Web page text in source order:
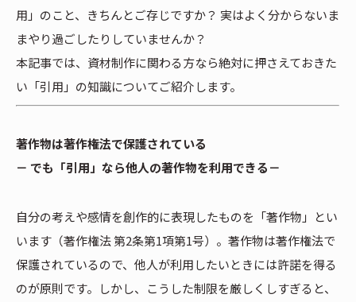
用」のこと、きちんとご存じですか？ 実はよく分からないま
まやり過ごしたりしていませんか？
本記事では、資材制作に関わる方なら絶対に押さえておきた
い「引用」の知識についてご紹介します。
著作物は著作権法で保護されている
－ でも「引用」なら他人の著作物を利用できる－
自分の考えや感情を創作的に表現したものを「著作物」とい
います（著作権法 第2条第1項第1号）。著作物は著作権法で
保護されているので、他人が利用したいときには許諾を得る
のが原則です。しかし、こうした制限を厳しくしすぎると、